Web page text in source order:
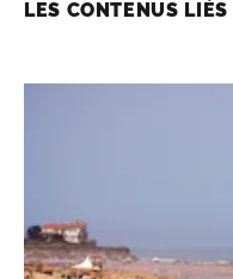
LES CONTENUS LIÉS